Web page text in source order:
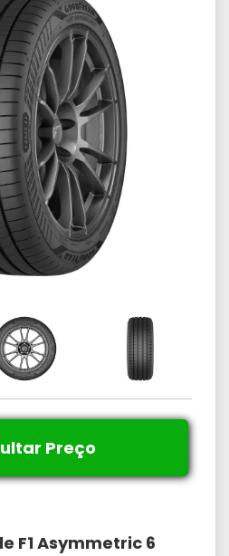
Preço
F1 Asymmetric 6